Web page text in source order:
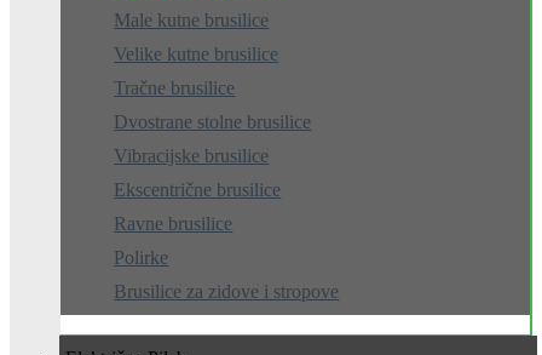
Male kutne brusilice
Velike kutne brusilice
Tračne brusilice
Dvostrane stolne brusilice
Vibracijske brusilice
Ekscentrične brusilice
Ravne brusilice
Polirke
Brusilice za zidove i stropove